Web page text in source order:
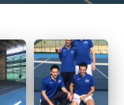
N
V
I
G
A